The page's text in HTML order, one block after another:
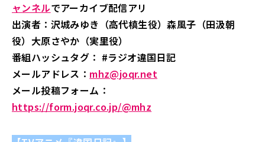
ャンネルでアーカイブ配信アリ
出演者：沢城みゆき（高代槙生役）森風子（田汲朝
役）大原さやか（実里役）
番組ハッシュタグ： #ラジオ違国日記
メールアドレス： mhz@joqr.net
メール投稿フォーム：
https://form.joqr.co.jp/@mhz